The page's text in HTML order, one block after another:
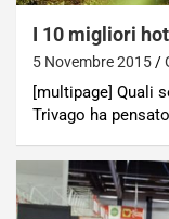
I 10 migliori
5 Novembre 2015
[multipage] Quali
Trivago ha